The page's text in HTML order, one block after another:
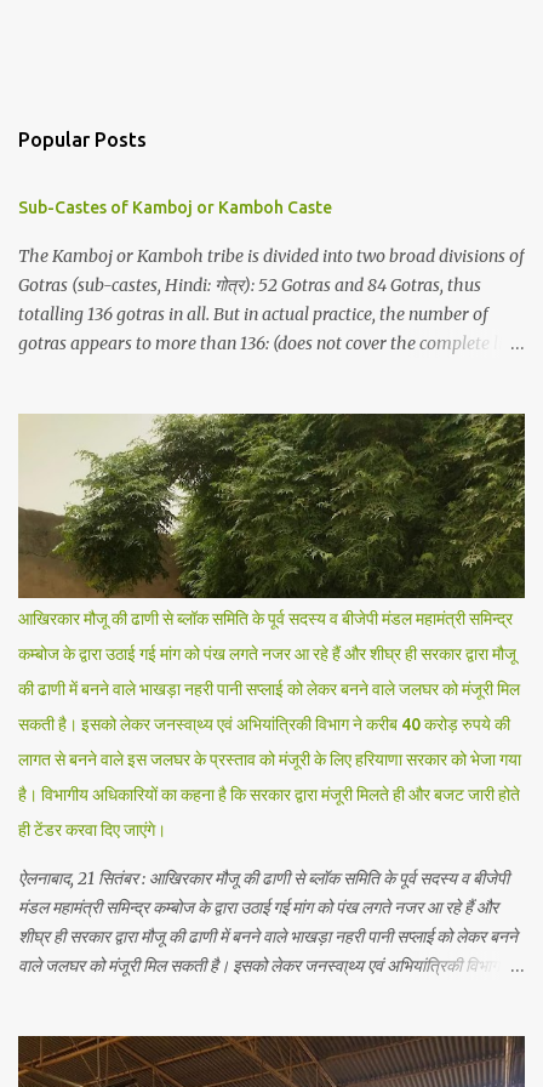
Popular Posts
Sub-Castes of Kamboj or Kamboh Caste
The Kamboj or Kamboh tribe is divided into two broad divisions of
Gotras (sub-castes, Hindi: गोत्र): 52 Gotras and 84 Gotras, thus
totalling 136 gotras in all. But in actual practice, the number of
gotras appears to more than 136: (does not cover the complete list).
1972, H. S. Thind, p 42, Vishal Kamboj (Monthly Kamboj
Magazine), Sher Singh Kamboj Nirmal , p 14, Jat Tribes of Zira p
140/141 Aglavey References: Kamboj Itihaas, 1972, H. S. Thind, p
42, Vishal Kamboj (Monthly Kamboj Magazine), Sher Singh
Kamboj Nirmal , p 14, Jat Tribes of Zira p 140/141 Ajpal References:
Kamboj Itihaas, 1972, H. S. Thind, p 42, Vishal Kamboj (Monthly
Kamboj Magazine), Sher Singh Kamboj Nirmal , p 14, Jat Tribes of
Zira p 140/141 Amber/Ambarey References: Kamboj Itihaas, 1972,
H. S. Thind, p 42, Vishal Kamboj (Monthly Kamboj Magazine)...
आखिरकार मौजू की ढाणी से ब्लॉक समिति के पूर्व सदस्य व बीजेपी मंडल महामंत्री समिन्द्र
कम्बोज के द्वारा उठाई गई मांग को पंख लगते नजर आ रहे हैं और शीघ्र ही सरकार द्वारा मौजू
की ढाणी में बनने वाले भाखड़ा नहरी पानी सप्लाई को लेकर बनने वाले जलघर को मंजूरी मिल
सकती है। इसको लेकर जनस्वा्थ्य एवं अभियांत्रिकी विभाग ने करीब 40 करोड़ रुपये की
लागत से बनने वाले इस जलघर के प्रस्ताव को मंजूरी के लिए हरियाणा सरकार को भेजा गया
है। विभागीय अधिकारियों का कहना है कि सरकार द्वारा मंजूरी मिलते ही और बजट जारी होते
ही टेंडर करवा दिए जाएंगे।
ऐलनाबाद, 21 सितंबर : आखिरकार मौजू की ढाणी से ब्लॉक समिति के पूर्व सदस्य व बीजेपी
मंडल महामंत्री समिन्द्र कम्बोज के द्वारा उठाई गई मांग को पंख लगते नजर आ रहे हैं और
शीघ्र ही सरकार द्वारा मौजू की ढाणी में बनने वाले भाखड़ा नहरी पानी सप्लाई को लेकर बनने
वाले जलघर को मंजूरी मिल सकती है। इसको लेकर जनस्वा्थ्य एवं अभियांत्रिकी विभाग ने
मिलते ही और बजट जारी होते ही टेंडर करवा दिए जाएंगे। गौरतलब हो कि गांव मौजू की ढाणी
व आसपास के इलाके में पेयजल संकट रहता है क्योंकि यहां पर नहरी पानी पर आधारित